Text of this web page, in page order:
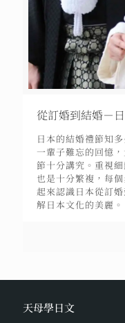
從訂婚到結婚－
日本的結婚禮節知
一輩子難忘的回憶
節十分講究。重視
也是十分繁複，每
起來認識日本從訂
解日本文化的美麗。
天母學日文